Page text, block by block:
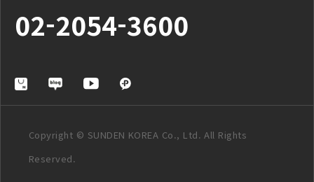
02-2054-3600
Copyright © SUNDEN KOREA Co., Ltd. All Rights
Reserved.